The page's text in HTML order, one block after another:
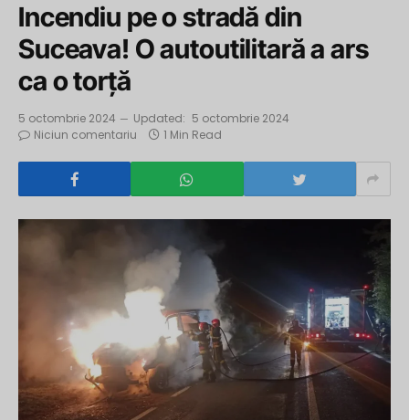
Incendiu pe o stradă din
Suceava! O autoutilitară a ars
ca o torţă
5 octombrie 2024 Updated: 5 octombrie 2024
Niciun comentariu
1 Min Read